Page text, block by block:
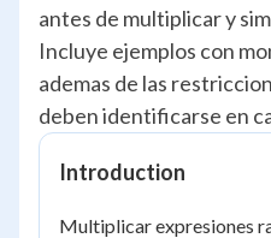
antes de multiplicar y
Incluye ejemplos con
ademas de las
deben identificarse en
Introduction
Multiplicar expresiones